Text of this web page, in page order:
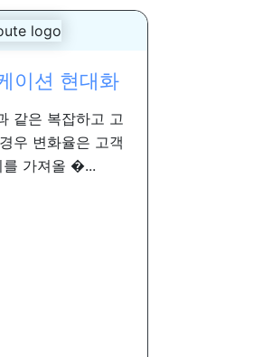
이션 현대화
같은 복잡하고 고
우 변화율은 고객
를 가져올 �...